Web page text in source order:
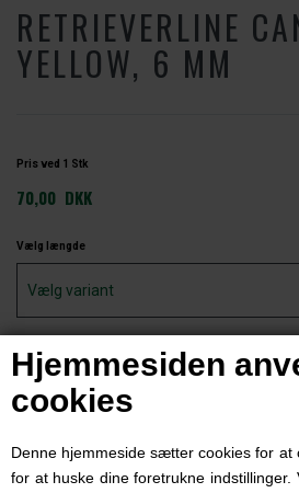
Hjemmesiden
cookies
Denne hjemmeside sætter cookies for at
for at huske dine foretrukne
RETRIEVERLINE
YELLOW, 6 MM
Pris ved 1 Stk
70,00 DKK
Vælg længde